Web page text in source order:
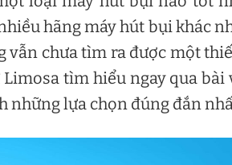
hãng máy hút bụi khác
vẫn chưa tìm ra được một
tìm hiểu ngay qua bài
những lựa chọn đúng đắn